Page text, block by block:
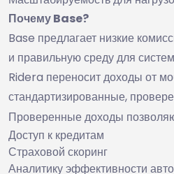
Почему Base?
Base предлагает низкие
и правильную среду для систем
Ridera переносит доходы от
стандартизированные,
Проверенные доходы
Доступ к кредитам
Страховой скоринг
Аналитику эффективности